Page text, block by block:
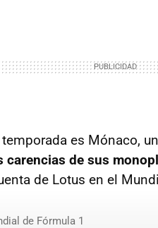
es Mónaco,
de sus
de Lotus en el
de Fórmula 1